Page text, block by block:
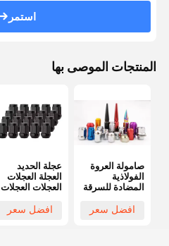
استمر
المنتجات الموصى بها
صامولة العروة
الفولاذية
المضادة للسرقة
السيارات
المعدلة الملونة
افضل سعر
عجلة الحديد
العجلة العجلات
العجلات العجلات
العجلات العجلات
افضل سعر